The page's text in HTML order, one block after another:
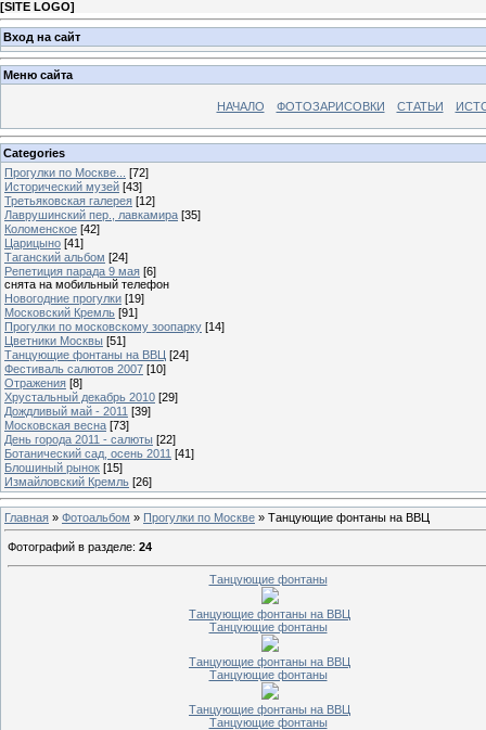
[SITE LOGO]
Вход на сайт
Меню сайта
НАЧАЛО ФОТОЗАРИСОВКИ СТАТЬИ
Categories
Прогулки по Москве...
[72]
Исторический музей [43]
Третьяковская галерея [12]
Лаврушинский пер., лавкамира [35]
Коломенское [42]
Царицыно [41]
Таганский альбом [24]
Репетиция парада 9 мая [6]
снята на мобильный телефон
Новогодние прогулки [19]
Московский Кремль [91]
Прогулки по московскому зоопарку [14]
Цветники Москвы [51]
Танцующие фонтаны на ВВЦ [24]
Фестиваль салютов 2007 [10]
Отражения [8]
Хрустальный декабрь 2010 [29]
Дождливый май - 2011 [39]
Московская весна [73]
День города 2011 - салюты [22]
Ботанический сад, осень 2011 [41]
Блошиный рынок [15]
Измайловский Кремль [26]
Главная » Фотоальбом » Прогулки по Москве » Танцующие фонтаны на ВВЦ
Фотографий в разделе: 24
Танцующие фонтаны
Танцующие фонтаны на ВВЦ
Танцующие фонтаны
Танцующие фонтаны на ВВЦ
Танцующие фонтаны
Танцующие фонтаны на ВВЦ
Танцующие фонтаны